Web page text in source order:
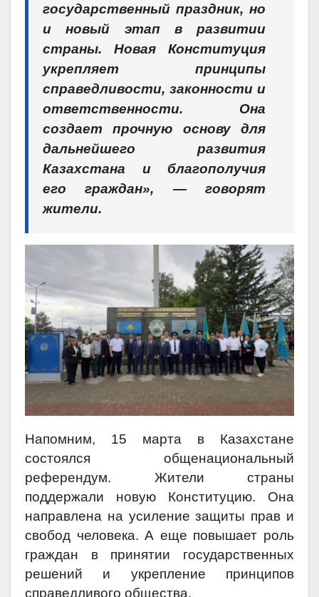
государственный праздник, но
и новый этап в развитии
страны. Новая Конституция
укрепляет принципы
справедливости, законности и
ответственности. Она
создает прочную основу для
дальнейшего развития
Казахстана и благополучия
его граждан», — говорят
жители.
Напомним, 15 марта в Казахстане
состоялся общенациональный
референдум. Жители страны
поддержали новую Конституцию. Она
направлена на усиление защиты прав и
свобод человека. А еще повышает роль
граждан в принятии государственных
решений и укрепление принципов
справедливого общества.